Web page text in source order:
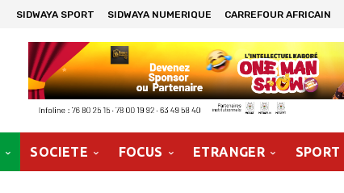
SIDWAYA SPORT SIDWAYA NUMERIQUE CARREFOUR AFRICAIN
SOCIETE FOCUS ETRANGER SPORT